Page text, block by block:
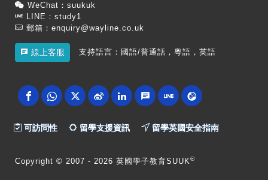
WeChat：suukuk
LINE：study1
郵箱： enquiry@wayline.co.uk
線上客服 支持語言：國語/普通話，粵語，英語
可訪問性 留學支援資訊 留學英國安全指南
Copyright © 2007 - 2026 英國學子教育SUUK®